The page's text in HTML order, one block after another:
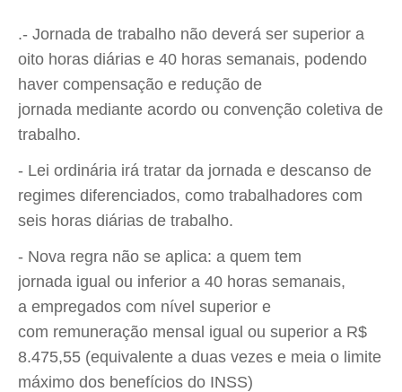
.- Jornada de trabalho não deverá ser superior a
oito horas diárias e 40 horas semanais, podendo
haver compensação e redução de
jornada mediante acordo ou convenção coletiva de
trabalho.
- Lei ordinária irá tratar da jornada e descanso de
regimes diferenciados, como trabalhadores com
seis horas diárias de trabalho.
- Nova regra não se aplica: a quem tem
jornada igual ou inferior a 40 horas semanais,
a empregados com nível superior e
com remuneração mensal igual ou superior a R$
8.475,55 (equivalente a duas vezes e meia o limite
máximo dos benefícios do INSS)